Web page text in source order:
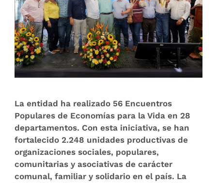
La entidad ha realizado 56 Encuentros
Populares de Economías para la Vida en 28
departamentos. Con esta iniciativa, se han
fortalecido 2.248 unidades productivas de
organizaciones sociales, populares,
comunitarias y asociativas de carácter
comunal, familiar y solidario en el país. La